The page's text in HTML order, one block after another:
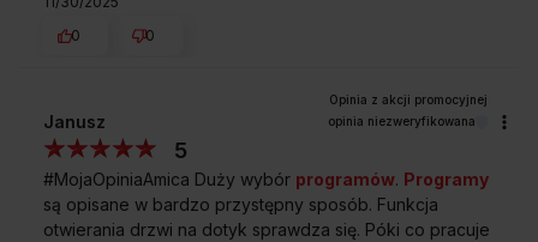
0
0
Janusz opinia niezweryfikowana
5
#MojaOpiniaAmica Duży wybór programów. Programy
są opisane w bardzo przystępny sposób. Funkcja
otwierania drzwi na dotyk sprawdza się. Póki co pracuje